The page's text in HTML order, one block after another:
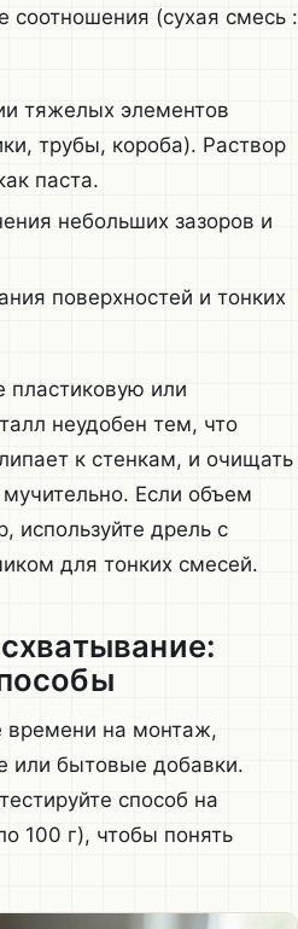
соотношения (сухая смесь :
тяжелых элементов
трубы, короба). Раствор
паста.
небольших зазоров и
поверхностей и тонких
пластиковую или
неудобен тем, что
к стенкам, и очищать
Если объем
используйте дрель с
для тонких смесей.
времени на монтаж,
или бытовые добавки.
способ на
100 г), чтобы понять